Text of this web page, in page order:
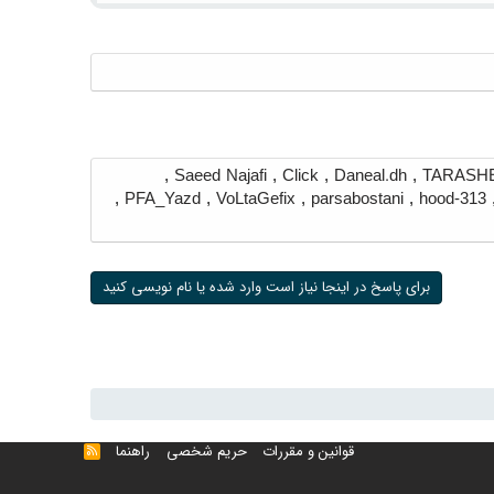
,
Daneal.dh
,
Click
,
Saeed Najafi
,
hood-313
,
parsabostani
,
VoLtaGefix
,
PFA_Yazd
,
برای پاسخ در اینجا نیاز است وارد شده یا نام نویسی کنید
قوانین و مقررات حریم شخصی راهنما خوراک